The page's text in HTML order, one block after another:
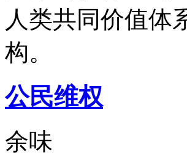
人类共同价值体
构。
公民维权
余味